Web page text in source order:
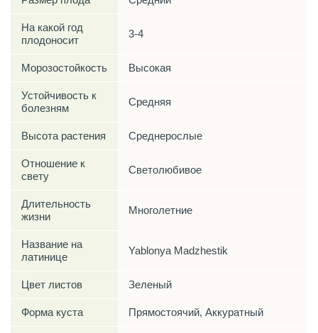
На какой год
плодоносит
3-4
Морозостойкость Высокая
Устойчивость к
болезням
Средняя
Высота растения Среднерослые
Отношение к
свету
Светолюбивое
Длительность
жизни
Многолетние
Название на
латинице
Yablonya Madzhestik
Цвет листов Зеленый
Форма куста Прямостоячий, Аккуратный